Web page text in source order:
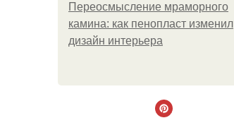
Переосмысление мраморного
камина: как пенопласт изменил
дизайн интерьера